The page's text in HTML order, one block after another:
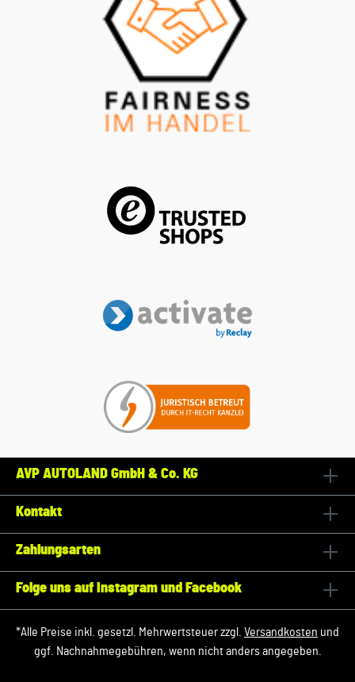
AVP AUTOLAND GmbH & Co. KG
Kontakt
Zahlungsarten
Folge uns auf Instagram und Facebook
*Alle Preise inkl. gesetzl. Mehrwertsteuer zzgl. Versandkosten und
ggf. Nachnahmegebühren, wenn nicht anders angegeben.